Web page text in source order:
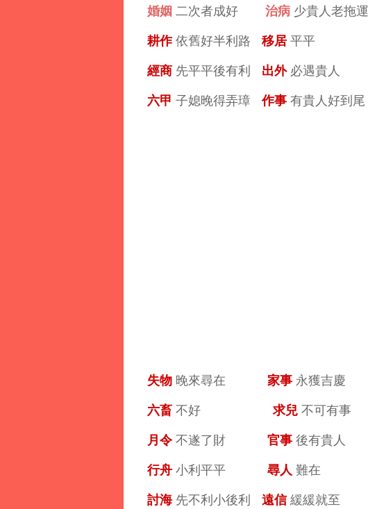
婚姻 二次者成好 治病 少貴人老拖運
耕作依舊好半利路 移居 平平
經商 先平平後有利 出外必遇貴人
六甲 子媳晚得弄璋作事 有貴人好到尾
失物 晚來尋在 家事 永獲吉慶
六畜 不好 求兒 不可有事
月令不遂了財 官事 後有貴人
行舟 小利平平 尋人 難在
討海先不利小後利 遠信緩緩就至